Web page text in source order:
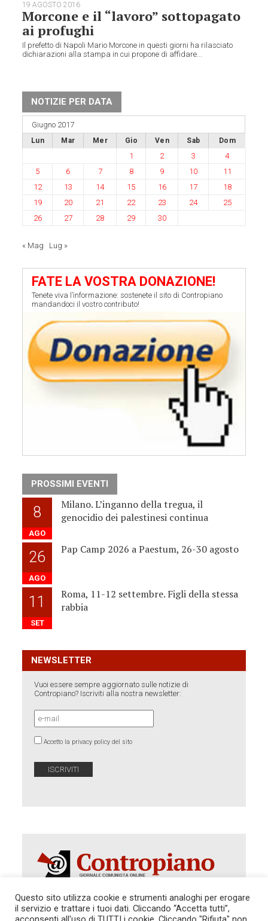
19 AGOSTO 2016
Morcone e il “lavoro” sottopagato
ai profughi
Il prefetto di Napoli Mario Morcone in questi giorni ha rilasciato
dichiarazioni alla stampa in cui propone di affidare...
NOTIZIE PER DATA
Giugno 2017
Lun Mar Mer Gio Ven Sab Dom
1 2 3
4
5
6 7 8 9 10
11
12
13 14 15 16 17
18
19
20 21 22 23 24
25
26
27 28 29 30
« Mag Lug »
FATE LA VOSTRA DONAZIONE!
Tenete viva l’informazione: sostenete il sito di Contropiano
mandandoci il vostro contributo!
PROSSIMI EVENTI
8
AGO
Milano. L’inganno della tregua, il
genocidio dei palestinesi continua
26
AGO
Pap Camp 2026 a Paestum, 26-30 agosto
11
SET
Roma, 11-12 settembre. Figli della stessa
rabbia
NEWSLETTER
Vuoi essere sempre aggiornato sulle notizie di
Contropiano? Iscriviti alla nostra newsletter:
Accetto la privacy policy del sito
Autorizzazione del Tribunale di Roma 286 del 31
Questo sito utilizza cookie e strumenti analoghi per erogare
il servizio e trattare i tuoi dati. Cliccando “Accetta tutti”,